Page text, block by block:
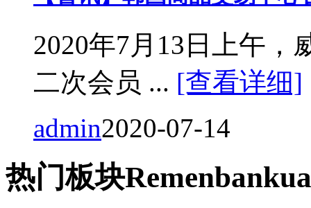
2020年7月13日上午，
二次会员 ... [查看详细]
admin2020-07-14
热门板块Remen